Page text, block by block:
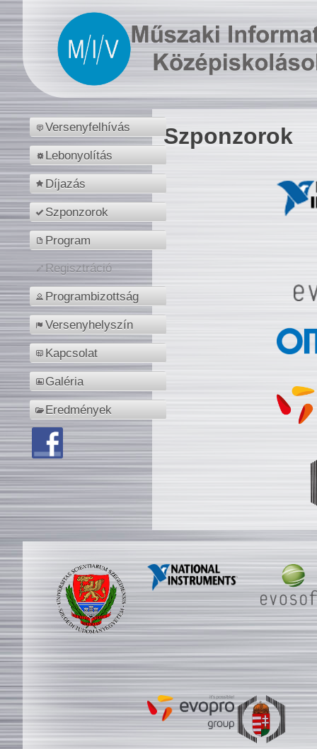
Versenyfelhívás
Lebonyolítás
Díjazás
Szponzorok
Program
Regisztráció
Programbizottság
Versenyhelyszín
Kapcsolat
Galéria
Eredmények
Szponzorok